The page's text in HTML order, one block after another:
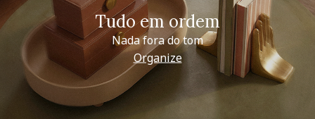
Tudo em ordem
Nada fora do tom
Organize